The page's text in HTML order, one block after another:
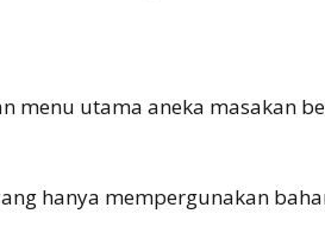
menu utama aneka masakan
hanya mempergunakan